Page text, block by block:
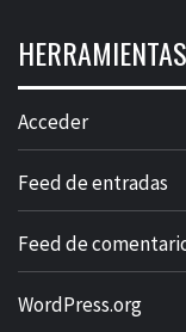
HERRAMIENTAS
Acceder
Feed de entradas
Feed de
WordPress.org